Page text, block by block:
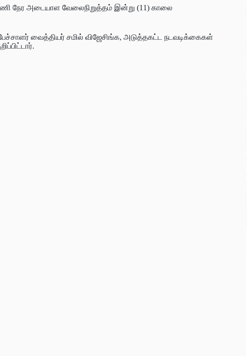
நேர அடையாள வேலைநிறுத்தம் இன்று (11) காலை
வைத்தியர் சமில் விஜேசிங்க, அடுத்தகட்ட நடவடிக்கைகள்